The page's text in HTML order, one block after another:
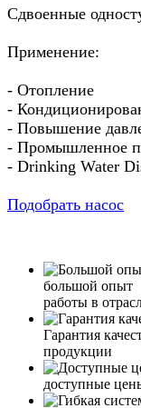
Сдвоенные
Применение:
- Отопление
-
- Повышение
- Промышленное
- Drinking Water
Подобрать насос
большой опыт
работы в
Гарантия
продукции
доступные